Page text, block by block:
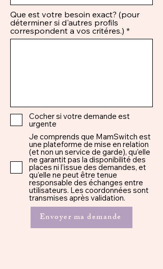
Que est votre besoin exact? (pour
déterminer si d'autres profils
correspondent a vos critéres.)
Cocher si votre demande est
urgente
Je comprends que MamSwitch est
une plateforme de mise en relation
(et non un service de garde), qu’elle
ne garantit pas la disponibilité des
places ni l’issue des demandes, et
qu’elle ne peut être tenue
responsable des échanges entre
utilisateurs. Les coordonnées sont
transmises après validation.
Envoyer ma demande